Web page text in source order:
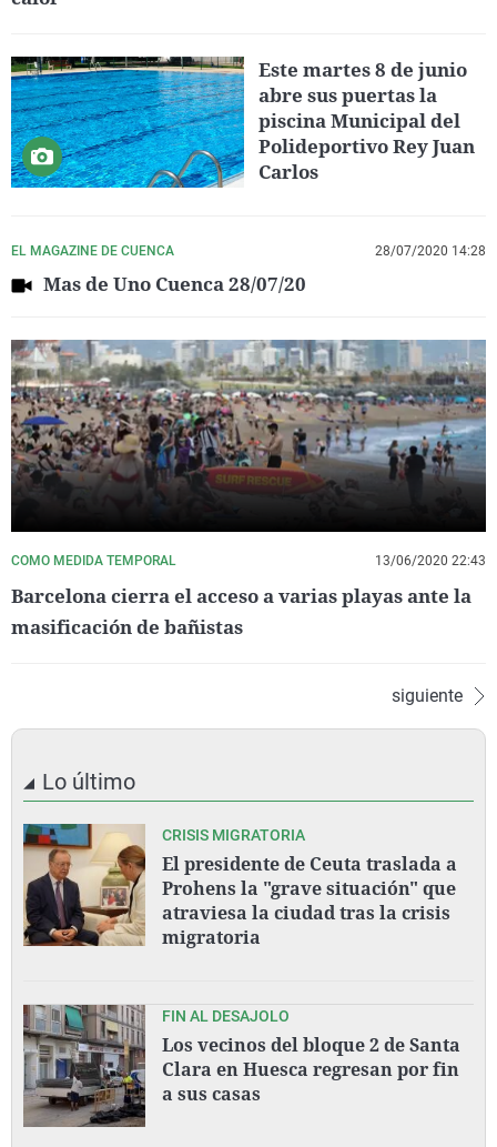
Este martes 8 de junio
abre sus puertas la
piscina Municipal del
Polideportivo Rey Juan
Carlos
EL MAGAZINE DE CUENCA 28/07/2020 14:28
Mas de Uno Cuenca 28/07/20
COMO MEDIDA TEMPORAL 13/06/2020 22:43
Barcelona cierra el acceso a varias playas ante la
masificación de bañistas
siguiente
Lo último
CRISIS MIGRATORIA
El presidente de Ceuta traslada a
Prohens la "grave situación" que
atraviesa la ciudad tras la crisis
migratoria
FIN AL DESAJOLO
Los vecinos del bloque 2 de Santa
Clara en Huesca regresan por fin
a sus casas